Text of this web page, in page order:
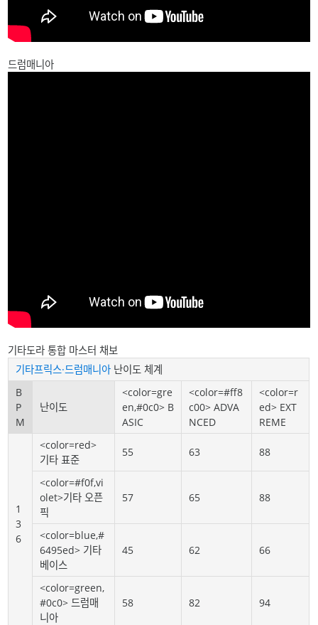
드럼매니아
기타도라 통합 마스터 채보
기타프릭스·드럼매니아 난이도 체계
B
P
M
난이도
<color=gre
en,#0c0> B
ASIC
<color=#ff8
c00> ADVA
NCED
<color=r
ed> EXT
REME
1
3
6
<color=red>
기타 표준
55 63 88
<color=#f0f,vi
olet>기타 오픈
픽
57 65 88
<color=blue,#
6495ed> 기타
베이스
45 62 66
<color=green,
#0c0> 드럼매
니아
58 82 94